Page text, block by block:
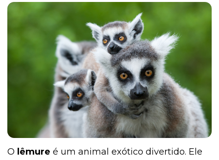
Roedores
O lêmure é um animal exótico divertido. Ele